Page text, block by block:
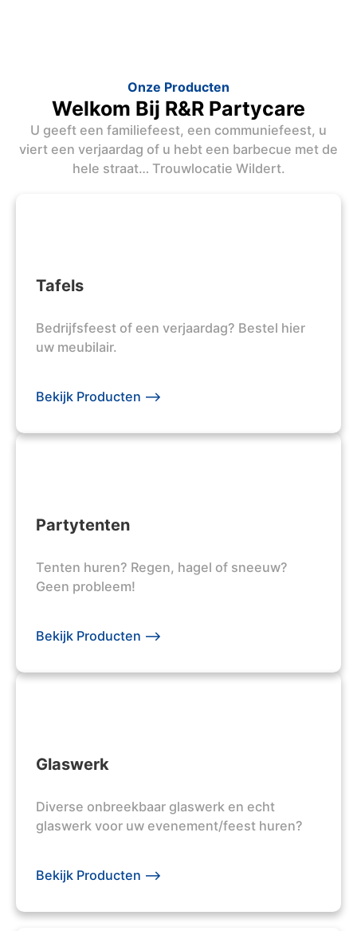
Onze Producten
Welkom Bij R&R Partycare
U geeft een familiefeest, een communiefeest, u
viert een verjaardag of u hebt een barbecue met de
hele straat… Trouwlocatie Wildert.
Tafels
Bedrijfsfeest of een verjaardag? Bestel hier
uw meubilair.
Bekijk Producten -->
Partytenten
Tenten huren? Regen, hagel of sneeuw?
Geen probleem!
Bekijk Producten -->
Glaswerk
Diverse onbreekbaar glaswerk en echt
glaswerk voor uw evenement/feest huren?
Bekijk Producten -->